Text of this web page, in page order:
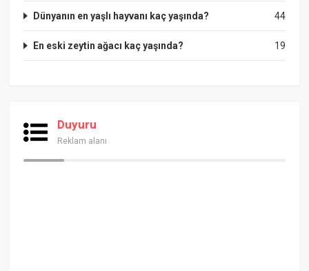
44
Dünyanın en yaşlı hayvanı kaç yaşında?
19
En eski zeytin ağacı kaç yaşında?
Duyuru
Reklam alanı